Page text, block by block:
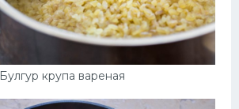
Булгур крупа вареная